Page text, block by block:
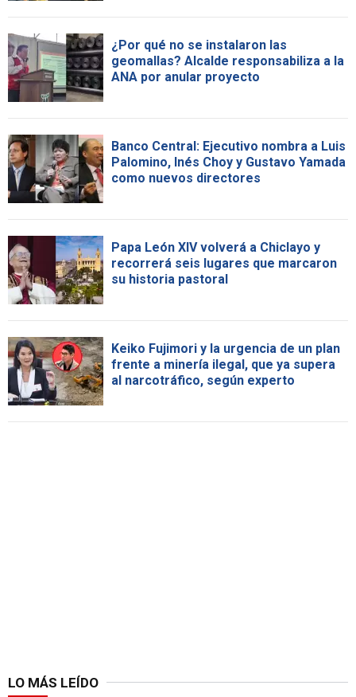
¿Por qué no se instalaron las
geomallas? Alcalde responsabiliza a la
ANA por anular proyecto
Banco Central: Ejecutivo nombra a Luis
Palomino, Inés Choy y Gustavo Yamada
como nuevos directores
Papa León XIV volverá a Chiclayo y
recorrerá seis lugares que marcaron
su historia pastoral
Keiko Fujimori y la urgencia de un plan
frente a minería ilegal, que ya supera
al narcotráfico, según experto
LO MÁS LEÍDO